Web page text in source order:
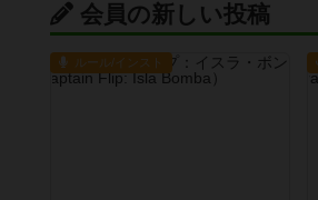
会員の新しい投稿
ルール/インスト